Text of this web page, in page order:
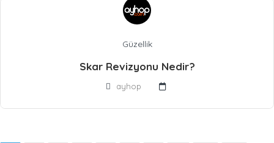
Güzellik
Skar Revizyonu Nedir?
ayhop